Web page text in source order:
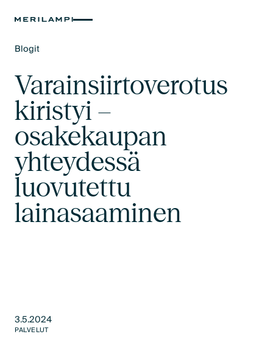
Blogit
Varainsiirtoverotus
kiristyi –
osakekaupan
yhteydessä
luovutettu
lainasaaminen
3.5.2024
PALVELUT